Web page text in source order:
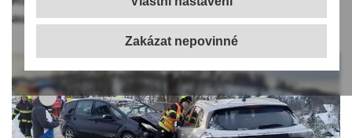
automobilů se zraněním.